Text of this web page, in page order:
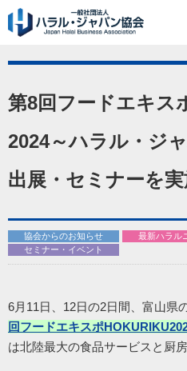
第8回フードエキス
2024～ハラル・ジ
出展・セミナーを
協会からのお知らせ
最新ハラル
セミナー・イベント
6月11日、12日の2日間、富山県
回フードエキスポ
は北陸最大の食品サービスと厨